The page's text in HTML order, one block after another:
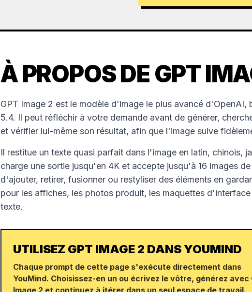
À PROPOS DE GPT
GPT Image 2 est le modèle d'image le plus avancé d'OpenAI,
5.4. Il peut réfléchir à votre demande avant de générer,
et vérifier lui-même son résultat, afin que l'image suive
Il restitue un texte quasi parfait dans l'image en latin, chinois,
charge une sortie jusqu'en 4K et accepte jusqu'à 16 images
d'ajouter, retirer, fusionner ou restyliser des éléments en
pour les affiches, les photos produit, les maquettes
texte.
UTILISEZ GPT IMAGE 2 DANS YOUMIND
Chaque prompt de cette page s'exécute directement dans
YouMind. Choisissez-en un ou écrivez le vôtre, générez avec
Image 2 et continuez à itérer dans un seul espace de travail.